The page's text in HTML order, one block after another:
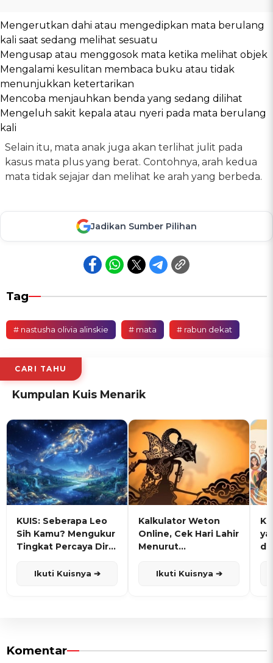
Mengerutkan dahi atau mengedipkan mata berulang
kali saat sedang melihat sesuatu
Mengusap atau menggosok mata ketika melihat objek
Mengalami kesulitan membaca buku atau tidak
menunjukkan ketertarikan
Mencoba menjauhkan benda yang sedang dilihat
Mengeluh sakit kepala atau nyeri pada mata berulang
kali
Selain itu, mata anak juga akan terlihat julit pada
kasus mata plus yang berat. Contohnya, arah kedua
mata tidak sejajar dan melihat ke arah yang berbeda.
Jadikan Sumber Pilihan
Tag
# nastusha olivia alinskie # mata # rabun dekat
CARI TAHU
Kumpulan Kuis Menarik
KUIS: Seberapa Leo
Sih Kamu? Mengukur
Tingkat Percaya Diri
Ikuti Kuisnya ➔
Kalkulator Weton
Online, Cek Hari Lahir
Menurut
Ikuti Kuisnya ➔
Komentar